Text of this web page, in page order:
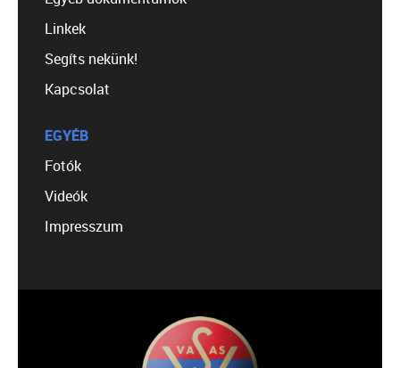
Linkek
Segíts nekünk!
Kapcsolat
EGYÉB
Fotók
Videók
Impresszum